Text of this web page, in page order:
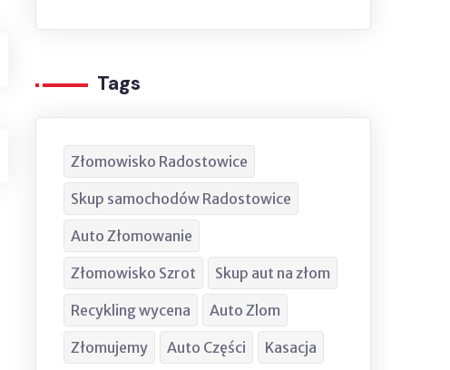
Tags
Złomowisko Radostowice
Skup samochodów Radostowice
Auto Złomowanie
Złomowisko Szrot Skup aut na złom
Recykling wycena Auto Zlom
Złomujemy Auto Części
Kasacja